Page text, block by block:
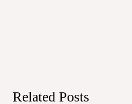
Related Posts